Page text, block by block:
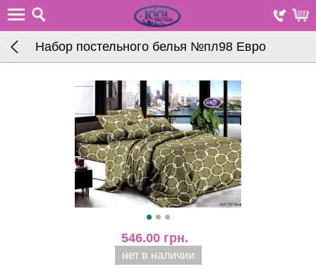
Набор постельного белья №пл98 Евро
546.00 грн.
нет в наличии